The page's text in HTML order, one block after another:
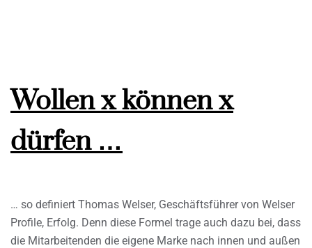
Wollen x können x
dürfen …
… so definiert Thomas Welser, Geschäftsführer von Welser
Profile, Erfolg. Denn diese Formel trage auch dazu bei, dass
die Mitarbeitenden die eigene Marke nach innen und außen